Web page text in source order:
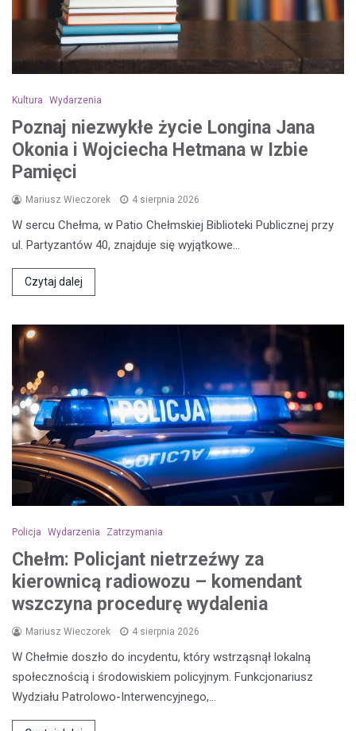
Kultura Wydarzenia
Poznaj niezwykłe życie Longina Jana
Okonia i Wojciecha Hetmana w Izbie
Pamięci
Mariusz Wieczorek 4 sierpnia 2026
W sercu Chełma, w Patio Chełmskiej Biblioteki Publicznej przy
ul. Partyzantów 40, znajduje się wyjątkowe…
Czytaj dalej
Policja Wydarzenia Zatrzymania
Chełm: Policjant nietrzeźwy za
kierownicą radiowozu – komendant
wszczyna procedurę wydalenia
Mariusz Wieczorek 4 sierpnia 2026
W Chełmie doszło do incydentu, który wstrząsnął lokalną
społecznością i środowiskiem policyjnym. Funkcjonariusz
Wydziału Patrolowo-Interwencyjnego,…